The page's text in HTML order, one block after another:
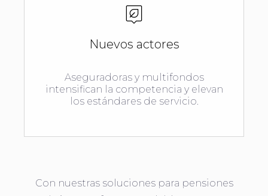
Nuevos actores
Aseguradoras y multifondos
intensifican la competencia y elevan
los estándares de servicio.
Con nuestras soluciones para pensiones